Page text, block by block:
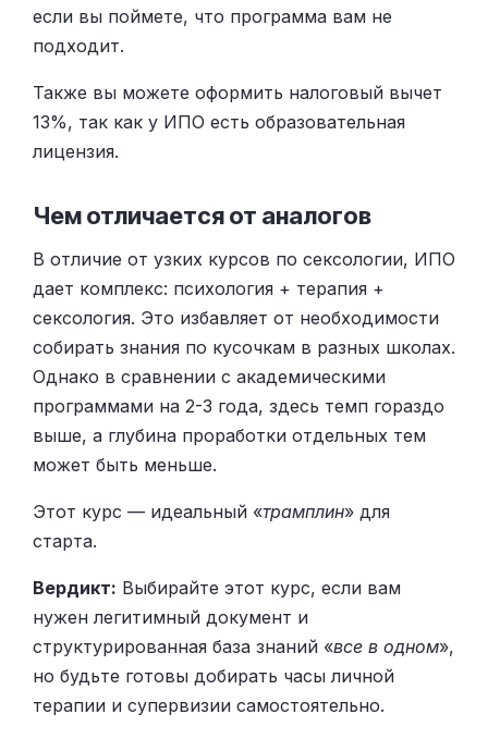
если вы поймете, что программа вам не
подходит.
Также вы можете оформить налоговый вычет
13%, так как у ИПО есть образовательная
лицензия.
Чем отличается от аналогов
В отличие от узких курсов по сексологии, ИПО
дает комплекс: психология + терапия +
сексология. Это избавляет от необходимости
собирать знания по кусочкам в разных школах.
Однако в сравнении с академическими
программами на 2-3 года, здесь темп гораздо
выше, а глубина проработки отдельных тем
может быть меньше.
Этот курс — идеальный «трамплин» для
старта.
Вердикт: Выбирайте этот курс, если вам
нужен легитимный документ и
структурированная база знаний «все в одном»,
но будьте готовы добирать часы личной
терапии и супервизии самостоятельно.